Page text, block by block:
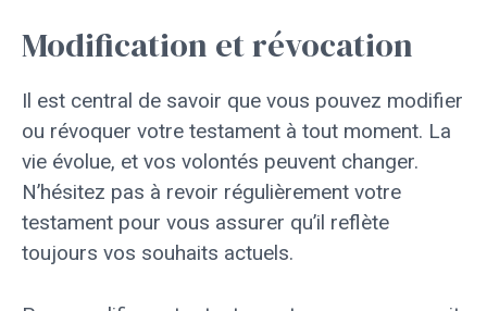
Modification et révocation
Il est central de savoir que vous pouvez modifier
ou révoquer votre testament à tout moment. La
vie évolue, et vos volontés peuvent changer.
N’hésitez pas à revoir régulièrement votre
testament pour vous assurer qu’il reflète
toujours vos souhaits actuels.